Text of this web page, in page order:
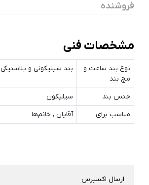
فروشنده
مشخصات فنی
نوع بند ساعت و
مچ‌ بند
بند سیلیکونی و پلاستیکی
جنس بند
سیلیکون
مناسب برای
آقایان , خانم‌ها
ارسال اکسپرس